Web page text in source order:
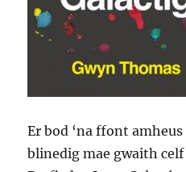
Er bod ‘na ffont
blinedig mae gwaith